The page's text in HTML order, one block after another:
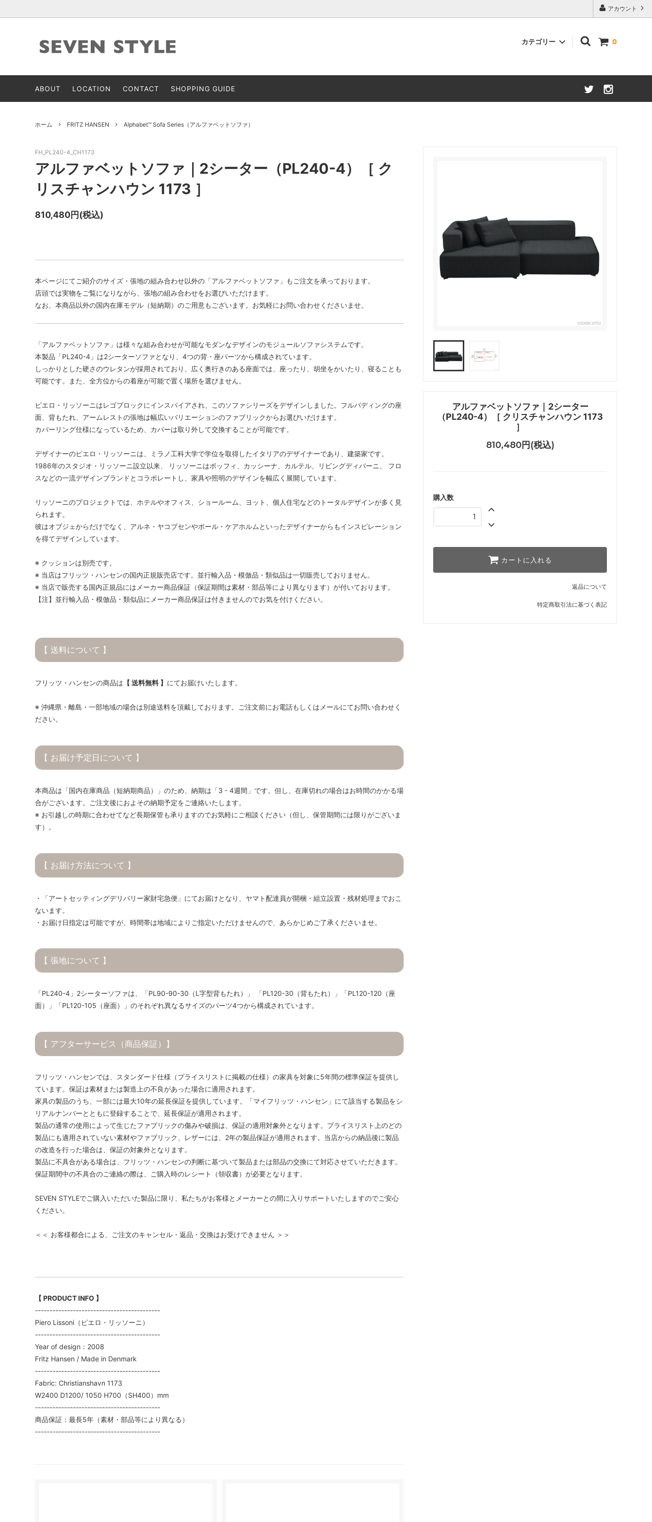
アカウント
0
カテゴリー
FRITZ HANSEN CARL HANSEN ＆ SØN Louis Poulsen 宮崎椅子製作所
J.L. Møllers Snedkergaarden
ABOUT LOCATION CONTACT SHOPPING GUIDE
ホーム FRITZ HANSEN Alphabet™ Sofa Series（アルファベットソファ）
アルファベットソファ｜2シーター
（PL240-4）［ クリスチャンハウン 1173
］
810,480円(税込)
購入数
カートに入れる
返品について
特定商取引法に基づく表記
FH_PL240-4_CH1173
アルファベットソファ｜2シーター（PL240-4）［ ク
リスチャンハウン 1173 ］
810,480円(税込)
本ページにてご紹介のサイズ・張地の組み合わせ以外の「アルファベットソファ」もご注文を承っております。
店頭では実物をご覧になりながら、張地の組み合わせをお選びいただけます。
なお、本商品以外の国内在庫モデル（短納期）のご用意もございます。お気軽にお問い合わせくださいませ。
「アルファベットソファ」は様々な組み合わせが可能なモダンなデザインのモジュールソファシステムです。
本製品「PL240-4」は2シーターソファとなり、4つの背・座パーツから構成されています。
しっかりとした硬さのウレタンが採用されており、広く奥行きのある座面では、座ったり、胡坐をかいたり、寝ることも
可能です。また、全方位からの着座が可能で置く場所を選びません。
ピエロ・リッソーニはレゴブロックにインスパイアされ、このソファシリーズをデザインしました。フルパディングの座
面、背もたれ、アームレストの張地は幅広いバリエーションのファブリックからお選びいだけます。
カバーリング仕様になっているため、カバーは取り外して交換することが可能です。
デザイナーのピエロ・リッソーニは、ミラノ工科大学で学位を取得したイタリアのデザイナーであり、建築家です。
1986年のスタジオ・リッソーニ設立以来、 リッソーニはボッフィ、カッシーナ、カルテル、リビングディバーニ、 フロ
スなどの一流デザインブランドとコラボレートし、家具や照明のデザインを幅広く展開しています。
リッソーニのプロジェクトでは、ホテルやオフィス、ショールーム、ヨット、個人住宅などのトータルデザインが多く見
られます。
彼はオブジェからだけでなく、アルネ・ヤコブセンやポール・ケアホルムといったデザイナーからもインスピレーション
を得てデザインしています。
※ クッションは別売です。
※ 当店はフリッツ・ハンセンの国内正規販売店です。並行輸入品・模倣品・類似品は一切販売しておりません。
※ 当店で販売する国内正規品にはメーカー商品保証（保証期間は素材・部品等により異なります）が付いております。
【注】並行輸入品・模倣品・類似品にメーカー商品保証は付きませんのでお気を付けください。
【 送料について 】
フリッツ・ハンセンの商品は 【 送料無料 】 にてお届けいたします。
※ 沖縄県・離島・一部地域の場合は別途送料を頂戴しております。ご注文前にお電話もしくはメールにてお問い合わせく
ださい。
【 お届け予定日について 】
本商品は「国内在庫商品（短納期商品）」のため、納期は「3 - 4週間」です。但し、在庫切れの場合はお時間のかかる場
合がございます。ご注文後におよその納期予定をご連絡いたします。
※ お引越しの時期に合わせてなど長期保管も承りますのでお気軽にご相談ください（但し、保管期間には限りがございま
す）。
【 お届け方法について 】
・「アートセッティングデリバリー家財宅急便」にてお届けとなり、ヤマト配達員が開梱・組立設置・残材処理までおこ
ないます。
・お届け日指定は可能ですが、時間帯は地域によりご指定いただけませんので、あらかじめご了承くださいませ。
【 張地について 】
「PL240-4」2シーターソファは、「PL90-90-30（L字型背もたれ）」 「PL120-30（背もたれ）」「PL120-120（座
面）」「PL120-105（座面）」のそれぞれ異なるサイズのパーツ4つから構成されています。
【 アフターサービス（商品保証）】
フリッツ・ハンセンでは、スタンダード仕様（プライスリストに掲載の仕様）の家具を対象に5年間の標準保証を提供し
ています。保証は素材または製造上の不良があった場合に適用されます。
家具の製品のうち、一部には最大10年の延長保証を提供しています。「マイフリッツ・ハンセン」にて該当する製品をシ
リアルナンバーとともに登録することで、延長保証が適用されます。
製品の通常の使用によって生じたファブリックの傷みや破損は、保証の適用対象外となります。プライスリスト上のどの
製品にも適用されていない素材やファブリック、レザーには、2年の製品保証が適用されます。当店からの納品後に製品
の改造を行った場合は、保証の対象外となります。
製品に不具合がある場合は、フリッツ・ハンセンの判断に基づいて製品または部品の交換にて対応させていただきます。
保証期間中の不具合のご連絡の際は、ご購入時のレシート（領収書）が必要となります。
SEVEN STYLEでご購入いただいた製品に限り、私たちがお客様とメーカーとの間に入りサポートいたしますのでご安心
ください。
＜＜ お客様都合による、ご注文のキャンセル・返品・交換はお受けできません ＞＞
【 PRODUCT INFO 】
-------------------------------------------
Piero Lissoni（ピエロ・リッソーニ）
-------------------------------------------
Year of design：2008
Fritz Hansen / Made in Denmark
-------------------------------------------
Fabric: Christianshavn 1173
W2400 D1200/ 1050 H700（SH400）mm
-------------------------------------------
商品保証：最長5年（素材・部品等により異なる）
-------------------------------------------